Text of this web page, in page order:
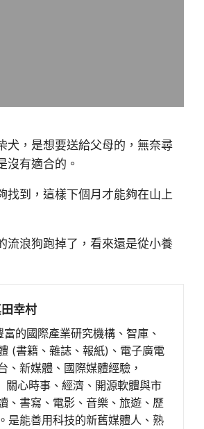
犬，是想要送給父母的，無奈尋
沒有適合的。
找到，這樣下個月才能夠在山上
流浪狗跑掉了，看來還是從小養
幸村
的國際產業研究機構、智庫、
(書籍、雜誌、報紙)、電子廣電
、新媒體、國際媒體經驗，
關心時事、經濟、開源軟體與市
、書寫、電影、音樂、旅遊、歷
是能善用科技的新舊媒體人、熟